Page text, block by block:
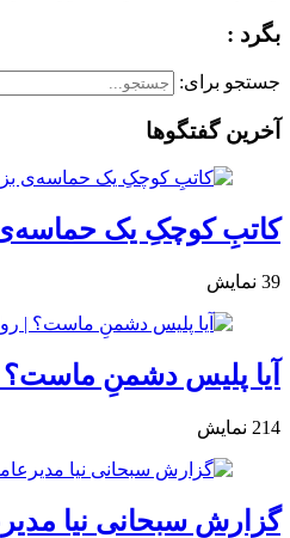
بگرد :
جستجو برای:
آخرین گفتگوها
کاتبِ کوچکِ یک حماسه‌ی
39 نمایش
آیا پلیس دشمنِ
214 نمایش
گزارش سبحانی نیا